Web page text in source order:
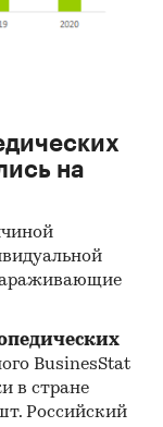
на
BusinesStat
в стране
Российский